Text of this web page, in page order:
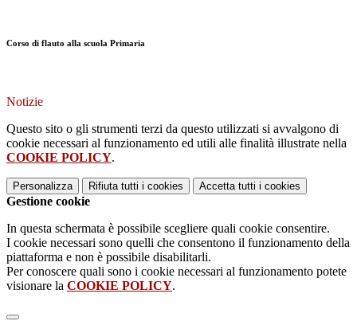
Corso di flauto alla scuola Primaria
Notizie
Questo sito o gli strumenti terzi da questo utilizzati si avvalgono di
cookie necessari al funzionamento ed utili alle finalità illustrate nella
COOKIE POLICY.
Personalizza Rifiuta tutti i cookies Accetta tutti i cookies
Gestione cookie
In questa schermata è possibile scegliere quali cookie consentire.
I cookie necessari sono quelli che consentono il funzionamento della
piattaforma e non è possibile disabilitarli.
Per conoscere quali sono i cookie necessari al funzionamento potete
visionare la COOKIE POLICY.